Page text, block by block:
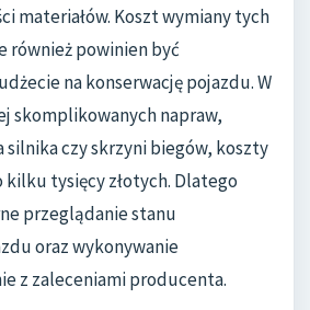
materiałów. Koszt wymiany tych
również powinien być
na konserwację pojazdu. W
skomplikowanych napraw,
silnika czy skrzyni biegów, koszty
kilku tysięcy złotych. Dlatego
przeglądanie stanu
oraz wykonywanie
z zaleceniami producenta.